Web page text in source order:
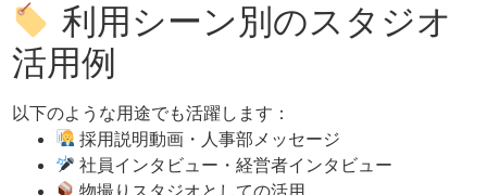
利用シーン別のスタジオ
活用例
以下のような用途でも活躍します：
採用説明動画・人事部メッセージ
社員インタビュー・経営者インタビュー
物撮りスタジオとしての活用